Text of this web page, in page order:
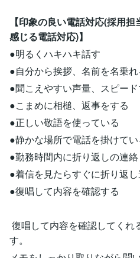
【印象の良い電話対応(採用
感じる電話対応)】
●明るくハキハキ話す
●自分から挨拶、名前を名乗れ
●聞こえやすい声量、スピー
●こまめに相槌、返事をする
●正しい敬語を使っている
●静かな場所で電話を掛けてい
●勤務時間内に折り返しの連絡
●着信を見たらすぐに折り返
●復唱して内容を確認する
復唱して内容を確認してくれ
す。